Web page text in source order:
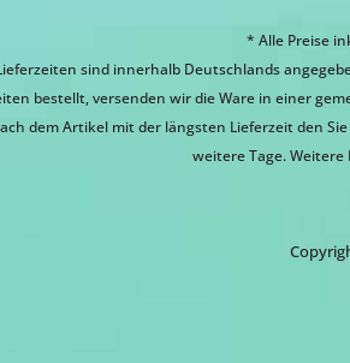
* Alle Preise
sind innerhalb Deutschlands
bestellt, versenden wir die Ware in einer
dem Artikel mit der längsten Lieferzeit den
weitere Tage.